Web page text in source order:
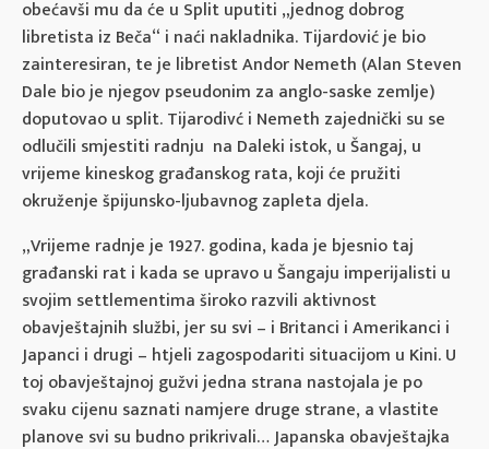
obećavši mu da će u Split uputiti „jednog dobrog
libretista iz Beča“ i naći nakladnika. Tijardović je bio
zainteresiran, te je libretist Andor Nemeth (Alan Steven
Dale bio je njegov pseudonim za anglo-saske zemlje)
doputovao u split. Tijarodivć i Nemeth zajednički su se
odlučili smjestiti radnju na Daleki istok, u Šangaj, u
vrijeme kineskog građanskog rata, koji će pružiti
okruženje špijunsko-ljubavnog zapleta djela.
„Vrijeme radnje je 1927. godina, kada je bjesnio taj
građanski rat i kada se upravo u Šangaju imperijalisti u
svojim settlementima široko razvili aktivnost
obavještajnih službi, jer su svi – i Britanci i Amerikanci i
Japanci i drugi – htjeli zagospodariti situacijom u Kini. U
toj obavještajnoj gužvi jedna strana nastojala je po
svaku cijenu saznati namjere druge strane, a vlastite
planove svi su budno prikrivali… Japanska obavještajka